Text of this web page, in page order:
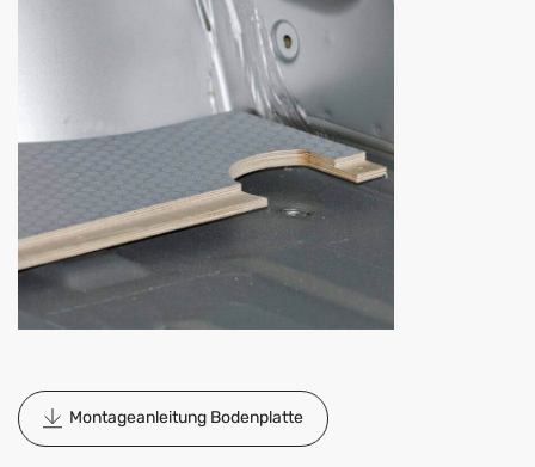
Montageanleitung Bodenplatte